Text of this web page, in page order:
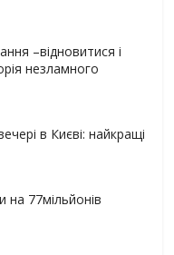
–відновитися і
незламного
в Києві: найкращі
на 77мільйонів